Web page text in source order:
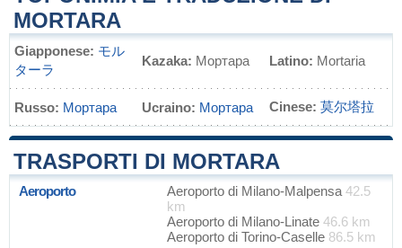
MORTARA
Giapponese: モル
ターラ
Kazaka: Мортара Latino: Mortaria
Russo: Мортара Ucraino: Мортара Cinese: 莫尔塔拉
TRASPORTI DI MORTARA
Aeroporto Aeroporto di Milano-Malpensa 42.5
km
Aeroporto di Milano-Linate 46.6 km
Aeroporto di Torino-Caselle 86.5 km